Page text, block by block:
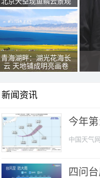
青海湖畔：湖光花海长
云 天地铺成明亮画卷
新闻资讯
今年
中国天气网
四问